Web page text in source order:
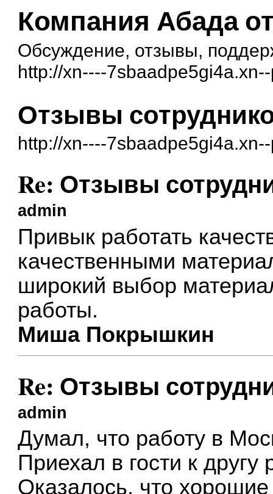
Компания Абада
Обсуждение, отзывы,
http://xn----
Отзывы
http://xn----
Re: Отзывы
admin
Привык работать
качественными
широкий выбор
работы.
Миша Покрышкин
Re: Отзывы
admin
Думал, что работу в
Приехал в гости к другу
Оказалось, что